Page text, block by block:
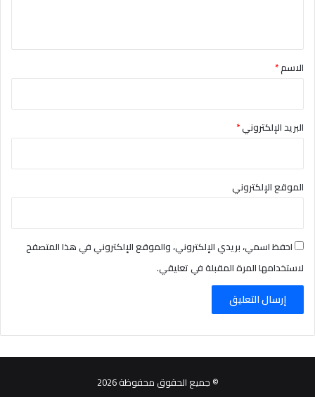
*الاسم*
البريد الإلكتروني*
الموقع الإلكتروني
احفظ اسمي، بريدي الإلكتروني، والموقع الإلكتروني في هذا المتصفح
لاستخدامها المرة المقبلة في تعليقي.
© جميع الحقوق محفوظة 2026